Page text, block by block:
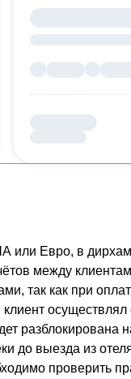
или Евро, в
между
так как при
осуществлял
разблокирована
до выезда из
проверить